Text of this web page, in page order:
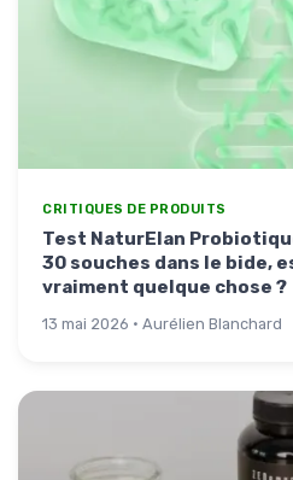
CRITIQUES DE PRODUITS
Test NaturElan
30 souches dans le bide,
vraiment quelque chose ?
13 mai 2026 · Aurélien Blanchard